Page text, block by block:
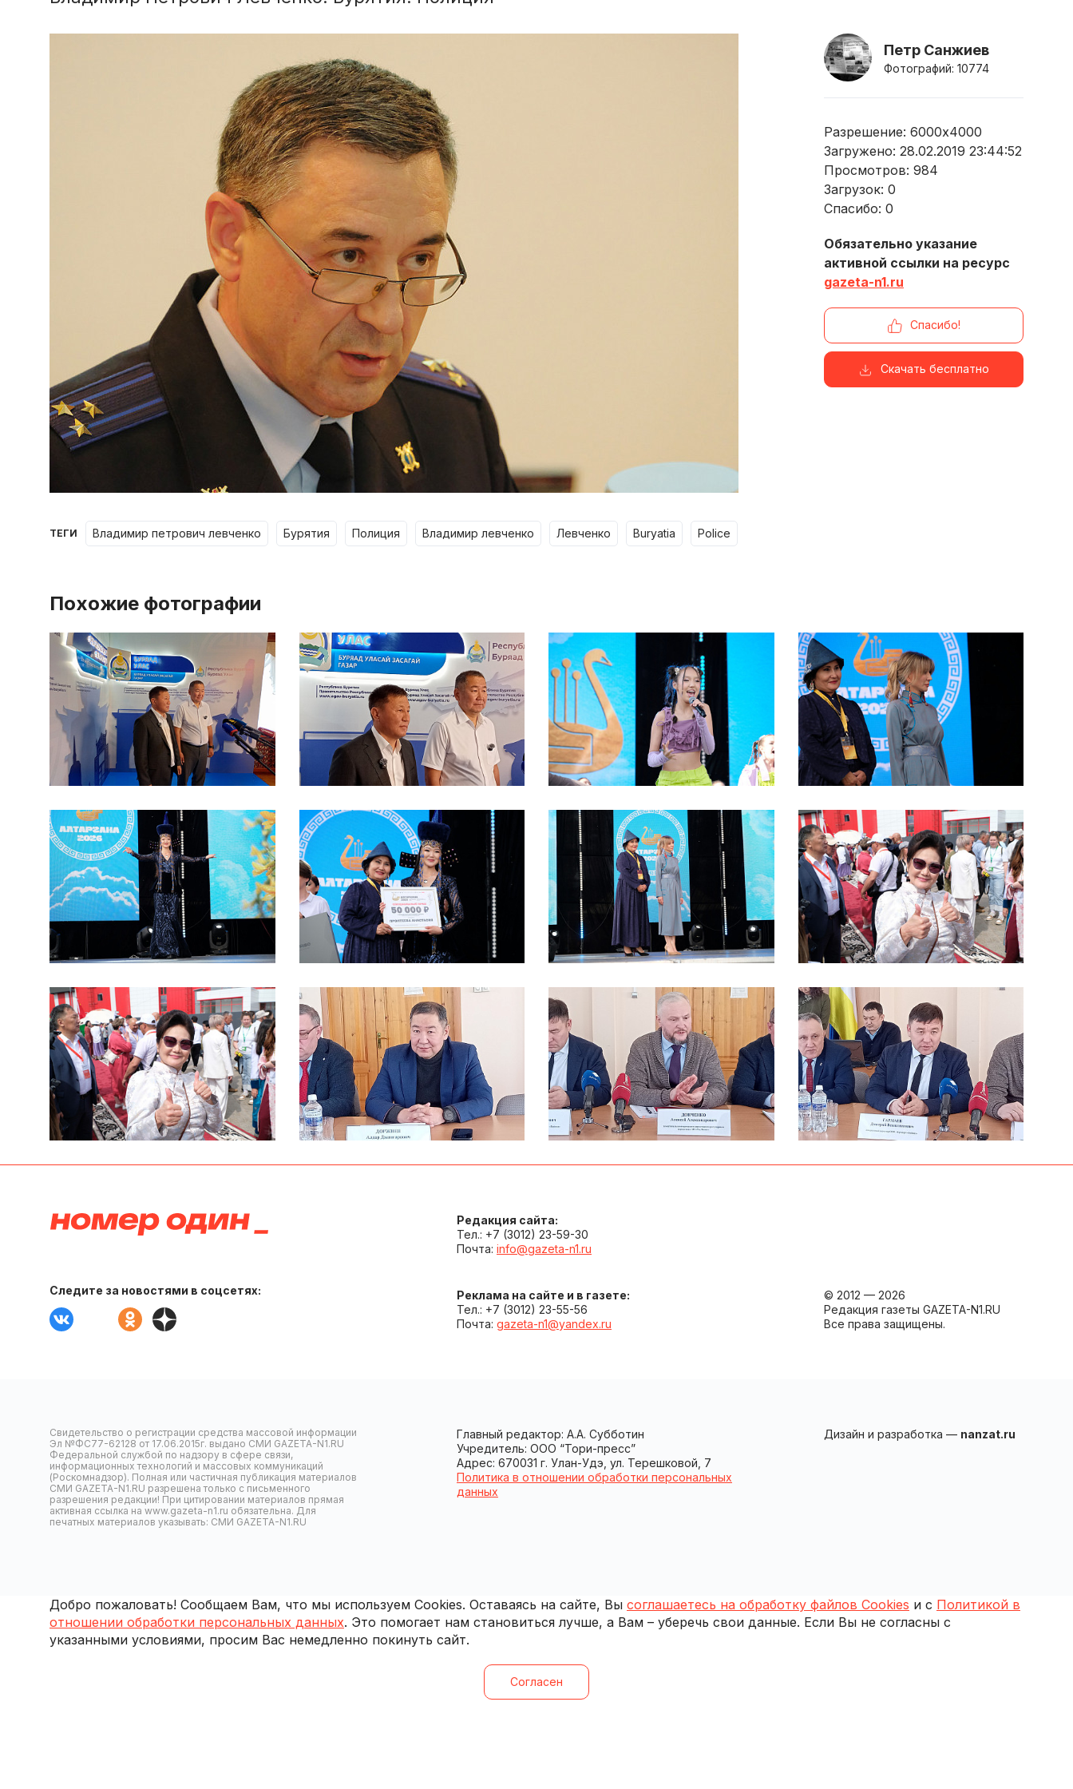
ТЕГИ владимир петрович левченко бурятия полиция владимир левченко левченко buryatia police
Петр Санжиев
Фотографий: 10774
Разрешение: 6000x4000
Загружено: 28.02.2019 23:44:52
Просмотров: 984
Загрузок: 0
Спасибо: 0
Обязательно указание
активной ссылки на ресурс
gazeta-n1.ru
Спасибо!
Скачать бесплатно
Похожие фотографии
Следите за новостями в соцсетях:
Редакция сайта:
Тел.: +7 (3012) 23-59-30
Почта: info@gazeta-n1.ru
Реклама на сайте и в газете:
Тел.: +7 (3012) 23-55-56
Почта: gazeta-n1@yandex.ru
© 2012 — 2026
Редакция газеты GAZETA-N1.RU
Все права защищены.
Свидетельство о регистрации средства массовой информации
Эл №ФС77-62128 от 17.06.2015г. выдано СМИ GAZETA-N1.RU
Федеральной службой по надзору в сфере связи,
информационных технологий и массовых коммуникаций
(Роскомнадзор). Полная или частичная публикация материалов
СМИ GAZETA-N1.RU разрешена только с письменного
разрешения редакции! При цитировании материалов прямая
активная ссылка на www.gazeta-n1.ru обязательна. Для
печатных материалов указывать: СМИ GAZETA-N1.RU
Главный редактор: А.А. Субботин
Учредитель: ООО “Тори-пресс”
Адрес: 670031 г. Улан-Удэ, ул. Терешковой, 7
Политика в отношении обработки персональных
данных
Дизайн и разработка — nanzat.ru
Добро пожаловать! Сообщаем Вам, что мы используем Cookies. Оставаясь на сайте, Вы соглашаетесь на обработку файлов Cookies и с Политикой в
отношении обработки персональных данных. Это помогает нам становиться лучше, а Вам – уберечь свои данные. Если Вы не согласны с
указанными условиями, просим Вас немедленно покинуть сайт.
Согласен